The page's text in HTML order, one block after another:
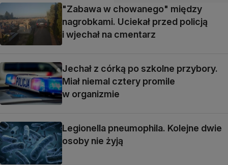
"Zabawa w chowanego" między
nagrobkami. Uciekał przed policją
i wjechał na cmentarz
Jechał z córką po szkolne przybory.
Miał niemal cztery promile
w organizmie
Legionella pneumophila. Kolejne dwie
osoby nie żyją